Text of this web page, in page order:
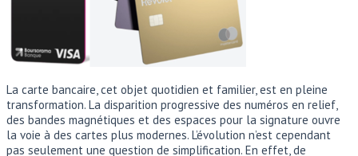
La carte bancaire, cet objet quotidien et familier, est en pleine
transformation. La disparition progressive des numéros en relief,
des bandes magnétiques et des espaces pour la signature ouvre
la voie à des cartes plus modernes. L’évolution n’est cependant
pas seulement une question de simplification. En effet, de